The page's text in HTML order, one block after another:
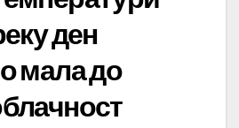
ден
мала до